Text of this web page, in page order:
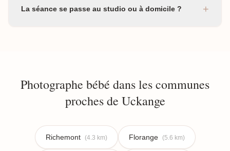
La séance se passe au studio ou à domicile ? +
Photographe bébé dans les communes
proches de Uckange
Richemont (4.3 km) Florange (5.6 km)